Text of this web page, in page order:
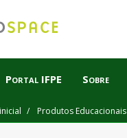
Portal IFPE Sobre
Produtos Educacionais